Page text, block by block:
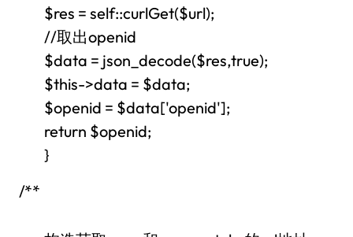
$res = self::curlGet($url);
//取出openid
$data = json_decode($res,true);
$this->data = $data;
$openid = $data['openid'];
return $openid;
}
/**